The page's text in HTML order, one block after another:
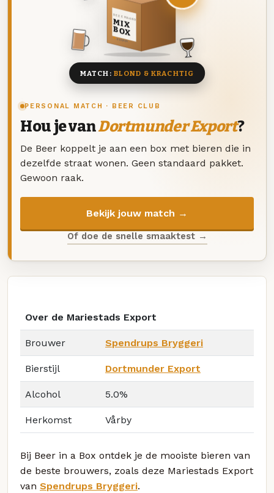
PERSONAL MATCH · BEER CLUB
Hou je vanDortmunder Export?
De Beer koppelt je aan een box met bieren die in
dezelfde straat wonen. Geen standaard pakket.
Gewoon raak.
Bekijk jouw match →
Of doe de snelle smaaktest →
DEZE MAAND
MIX
BOX
8 BIEREN
MATCH: BLOND & KRACHTIG
Over de Mariestads Export
Brouwer Spendrups Bryggeri
Bierstijl Dortmunder Export
Alcohol 5.0%
Herkomst Vårby
Bij Beer in a Box ontdek je de mooiste bieren van
de beste brouwers, zoals deze Mariestads Export
van Spendrups Bryggeri.